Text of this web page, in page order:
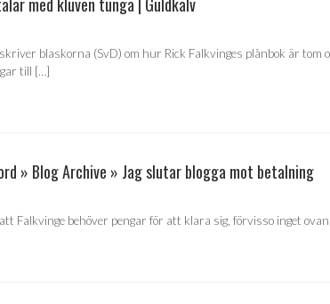
blaskorna (SvD) om hur Rick Falkvinges plånbok är
till […]
» Blog Archive » Jag slutar blogga mot betalning
Falkvinge behöver pengar för att klara sig, förvisso inget